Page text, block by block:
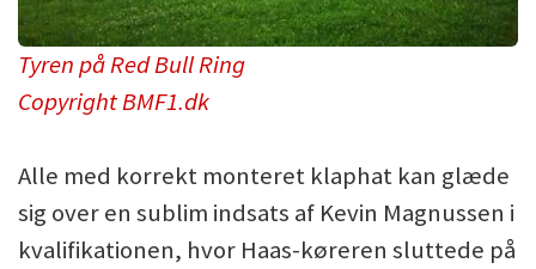
Tyren på Red Bull Ring
Copyright BMF1.dk
Alle med korrekt monteret klaphat kan glæde
sig over en sublim indsats af Kevin Magnussen i
kvalifikationen, hvor Haas-køreren sluttede på